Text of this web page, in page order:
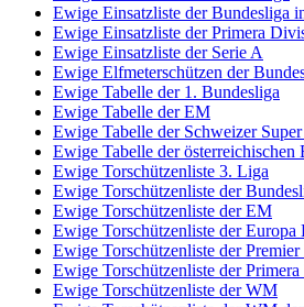
Ewige Einsatzliste der Bundesliga
Ewige Einsatzliste der Primera
Ewige Einsatzliste der Serie A
Ewige Elfmeterschützen der
Ewige Tabelle der 1. Bundesliga
Ewige Tabelle der EM
Ewige Tabelle der Schweizer
Ewige Tabelle der österreichischen
Ewige Torschützenliste 3. Liga
Ewige Torschützenliste der
Ewige Torschützenliste der EM
Ewige Torschützenliste der
Ewige Torschützenliste der Premier
Ewige Torschützenliste der
Ewige Torschützenliste der WM